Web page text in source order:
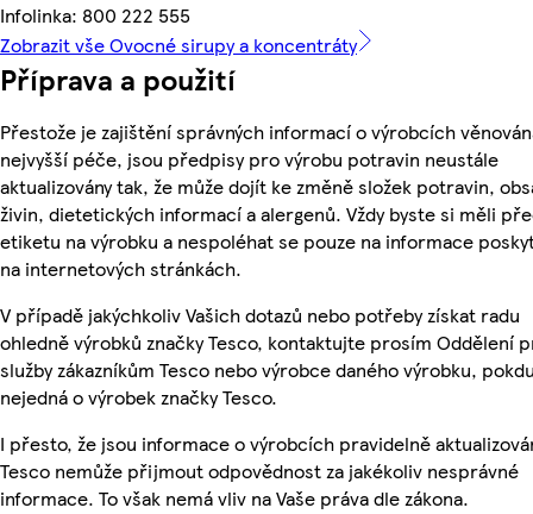
Infolinka: 800 222 555
Zobrazit vše Ovocné sirupy a koncentráty
Příprava a použití
Přestože je zajištění správných informací o výrobcích
nejvyšší péče, jsou předpisy pro výrobu potravin neustále
aktualizovány tak, že může dojít ke změně složek potravin,
živin, dietetických informací a alergenů. Vždy byste si měli
etiketu na výrobku a nespoléhat se pouze na informace
na internetových stránkách.
V případě jakýchkoliv Vašich dotazů nebo potřeby získat radu
ohledně výrobků značky Tesco, kontaktujte prosím Oddělení
služby zákazníkům Tesco nebo výrobce daného výrobku,
nejedná o výrobek značky Tesco.
I přesto, že jsou informace o výrobcích pravidelně
Tesco nemůže přijmout odpovědnost za jakékoliv nesprávné
informace. To však nemá vliv na Vaše práva dle zákona.